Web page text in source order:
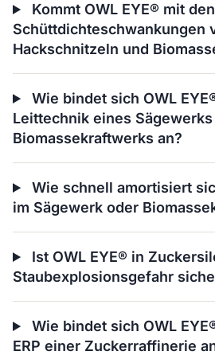
Kommt OWL EYE® mit den
Schüttdichteschwankungen
Hackschnitzeln und
Wie bindet sich OWL
Leittechnik eines
Biomassekraftwerks an?
Wie schnell amortisiert
im Sägewerk oder
Ist OWL EYE® in
Staubexplosionsgefahr
Wie bindet sich OWL
ERP einer Zuckerraffinerie